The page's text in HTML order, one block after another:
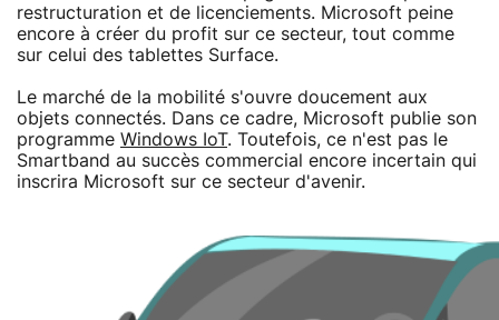
restructuration et de licenciements. Microsoft peine
encore à créer du profit sur ce secteur, tout comme
sur celui des tablettes Surface.
Le marché de la mobilité s'ouvre doucement aux
objets connectés. Dans ce cadre, Microsoft publie son
programme Windows IoT. Toutefois, ce n'est pas le
Smartband au succès commercial encore incertain qui
inscrira Microsoft sur ce secteur d'avenir.